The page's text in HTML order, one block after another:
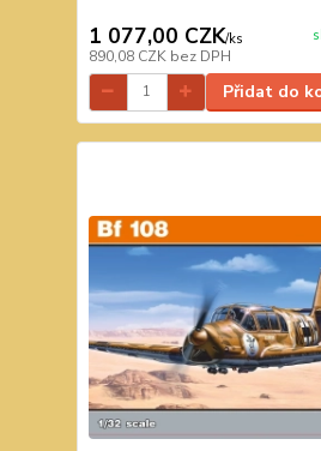
1 077,00 CZK/ks
890,08 CZK bez DPH
Přidat do